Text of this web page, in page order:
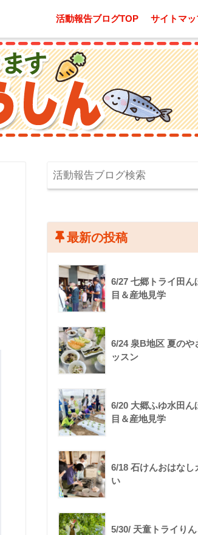
活動報告ブログTOP サイトマッ
最新の投稿
6/27 七郷トライ田ん
目＆産地見学
6/24 泉B地区 夏のや
ッスン
6/20 大郷ふゆ水田ん
目＆産地見学
6/18 石けんおはなし
い
5/30/ 天童トライり